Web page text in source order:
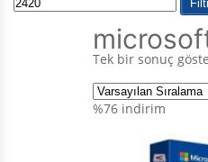
Tek bir sonuç
%76 indirim